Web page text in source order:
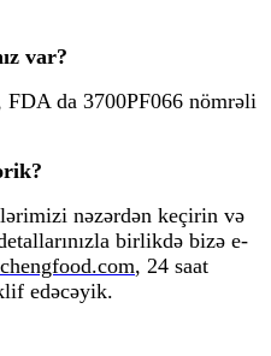
var?
da 3700PF066 nömrəli
nəzərdən keçirin və
birlikdə bizə e-
, 24 saat
edəcəyik.